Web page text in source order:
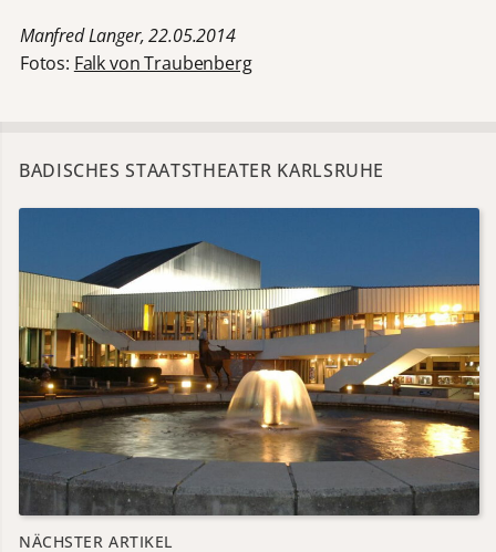
Manfred Langer, 22.05.2014
Fotos: Falk von Traubenberg
BADISCHES STAATSTHEATER KARLSRUHE
NÄCHSTER ARTIKEL